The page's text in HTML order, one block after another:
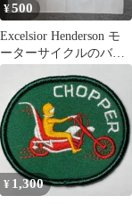
¥500
Excelsior Henderson モ
ーターサイクルのバン
¥ 1,300